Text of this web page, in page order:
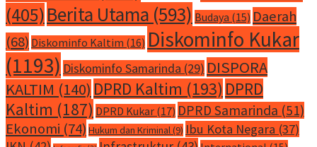
(405)Berita Utama (593) Budaya (15) Daerah
(68) Diskominfo Kaltim (16) Diskominfo Kukar
(1193) Diskominfo Samarinda (29) DISPORA
KALTIM (140) DPRD Kaltim (193) DPRD
Kaltim (187) DPRD Kukar (17) DPRD Samarinda (51)
Ekonomi (74) Hukum dan Kriminal(9) Ibu Kota Negara (37)